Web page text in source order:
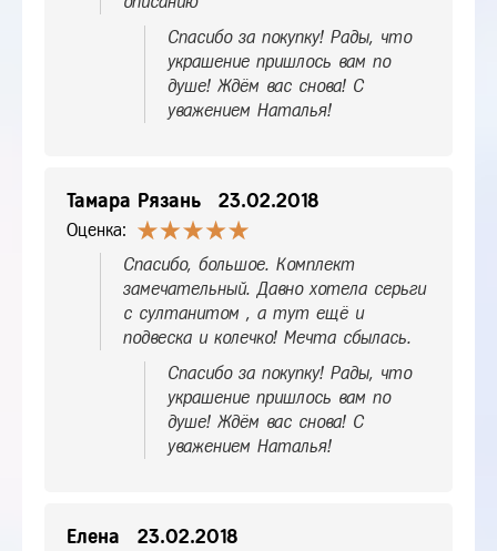
Спасибо за покупку! Рады, что
украшение пришлось вам по
душе! Ждём вас снова! С
уважением Наталья!
Тамара Рязань 23.02.2018
Оценка:
Спасибо, большое. Комплект
замечательный. Давно хотела серьги
с султанитом , а тут ещё и
подвеска и колечко! Мечта сбылась.
Спасибо за покупку! Рады, что
украшение пришлось вам по
душе! Ждём вас снова! С
уважением Наталья!
Елена 23.02.2018